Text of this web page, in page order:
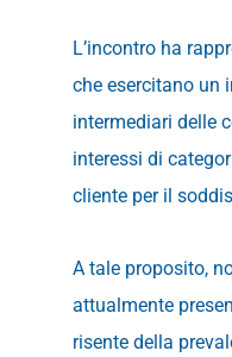
L’incontro ha
che esercitano un
intermediari delle
interessi di
cliente per il
A tale proposito,
attualmente
risente della